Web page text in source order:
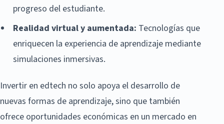
progreso del estudiante.
Realidad virtual y aumentada: Tecnologías que
enriquecen la experiencia de aprendizaje mediante
simulaciones inmersivas.
Invertir en edtech no solo apoya el desarrollo de
nuevas formas de aprendizaje, sino que también
ofrece oportunidades económicas en un mercado en